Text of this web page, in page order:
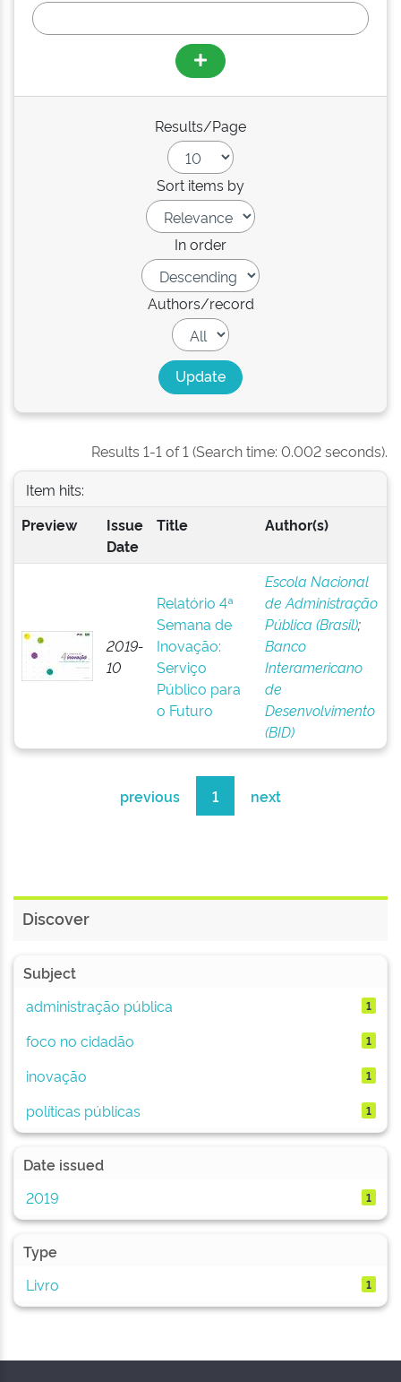
Results/Page
Sort items by
In order
Authors/record
Results 1-1 of 1 (Search time: 0.002 seconds).
Item hits:
Preview
Issue
Date
Title Author(s)
2019-
10
Relatório 4ª
Semana de
Inovação:
Serviço
Público para
o Futuro
Escola Nacional
de Administração
Pública (Brasil);
Banco
Interamericano
de
Desenvolvimento
(BID)
previous 1 next
Discover
Subject
administração pública
1
foco no cidadão 1
inovação 1
políticas públicas 1
Date issued
2019
1
Type
Livro
1